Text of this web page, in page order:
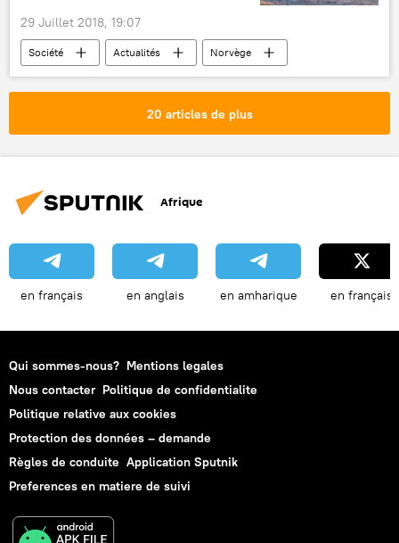
29 Juillet 2018, 19:07
Société Actualités
Norvège
Spitzberg
ours blanc
attaque
20 articles de plus
Afrique
en français en anglais en amharique en français
Qui sommes-nous? Mentions legales
Nous contacter Politique de confidentialite
Politique relative aux cookies
Protection des données – demande
Règles de conduite Application Sputnik
Preferences en matiere de suivi